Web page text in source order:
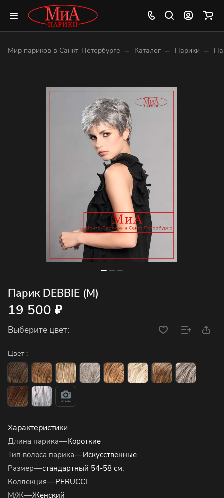
Мир париков в Санкт-Петербурге – Каталог – Парики –
Парик DEBBIE (M)
19 500 ₽
Выберите цвет:
Цвет : —
Характеристики
Длина парика—Короткие
Тип волоса парика—Искусственные
Размер—стандартный 54-58 см.
Коллекция—PERUCCI
М/Ж—Женский